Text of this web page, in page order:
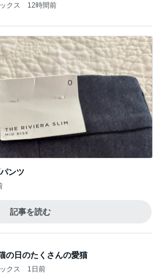
クス 12時間前
ンツ
記事を読む
の日のたくさんの愛猫
クス 1日前